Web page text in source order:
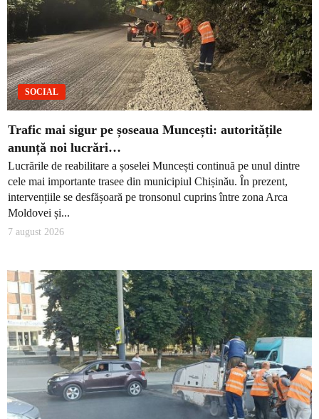
SOCIAL
Trafic mai sigur pe șoseaua Muncești: autoritățile
anunță noi lucrări…
Lucrările de reabilitare a șoselei Muncești continuă pe unul dintre
cele mai importante trasee din municipiul Chișinău. În prezent,
intervențiile se desfășoară pe tronsonul cuprins între zona Arca
Moldovei și...
7 august 2026